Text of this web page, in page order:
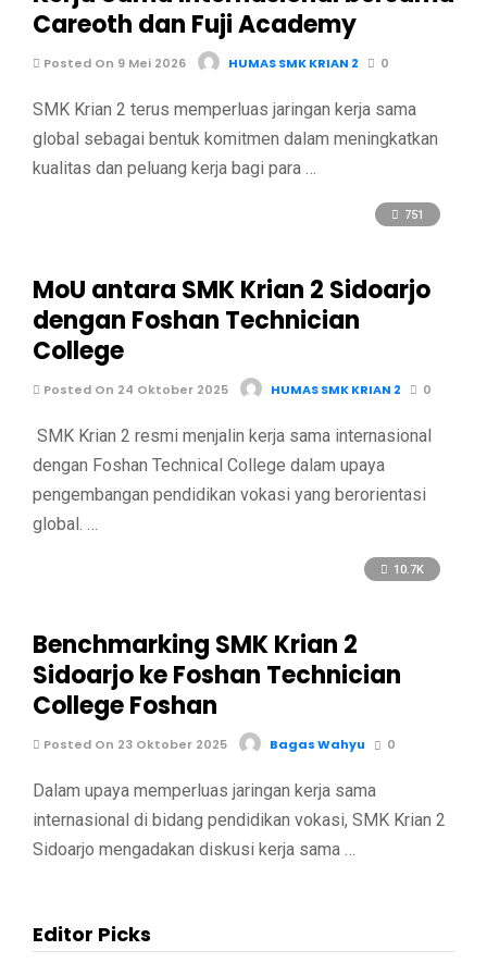
Careoth dan Fuji Academy
Posted On 9 Mei 2026 HUMAS SMK KRIAN 2 0
SMK Krian 2 terus memperluas jaringan kerja sama
global sebagai bentuk komitmen dalam meningkatkan
kualitas dan peluang kerja bagi para …
751
MoU antara SMK Krian 2 Sidoarjo
dengan Foshan Technician
College
Posted On 24 Oktober 2025 HUMAS SMK KRIAN 2 0
SMK Krian 2 resmi menjalin kerja sama internasional
dengan Foshan Technical College dalam upaya
pengembangan pendidikan vokasi yang berorientasi
global. …
10.7K
Benchmarking SMK Krian 2
Sidoarjo ke Foshan Technician
College Foshan
Posted On 23 Oktober 2025 Bagas Wahyu 0
Dalam upaya memperluas jaringan kerja sama
internasional di bidang pendidikan vokasi, SMK Krian 2
Sidoarjo mengadakan diskusi kerja sama …
Editor Picks